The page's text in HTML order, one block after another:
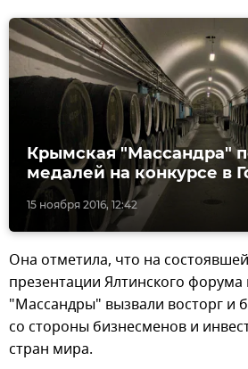
15 ноября 2016, 12:42
Крымская "Массандра"
медалей на конкурсе в
Она отметила, что на
презентации Ялтинского форума
"Массандры" вызвали восторг и
со стороны бизнесменов и
стран мира.